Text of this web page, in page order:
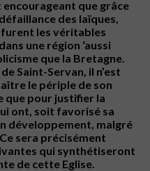
que grâce
des laïques,
les véritables
une région ‘aussi
que la Bretagne.
Saint-Servan, il n’est
le périple de son
que pour justifier la
ont, soit favorisé sa
développement, malgré
sera précisément
qui synthétiseront
de cette Eglise.